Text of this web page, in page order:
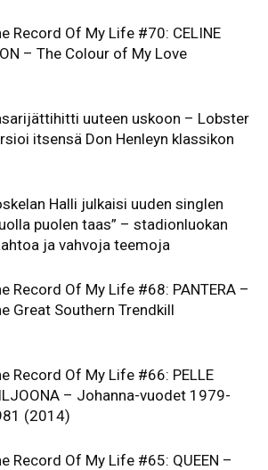
Record Of My Life #70: CELINE
– The Colour of My Love
uuteen uskoon – Lobster
itsensä Don Henleyn klassikon
Halli julkaisi uuden singlen
puolen taas” – stadionluokan
ja vahvoja teemoja
Record Of My Life #68: PANTERA –
Great Southern Trendkill
Record Of My Life #66: PELLE
– Johanna-vuodet 1979-
(2014)
Record Of My Life #65: QUEEN –